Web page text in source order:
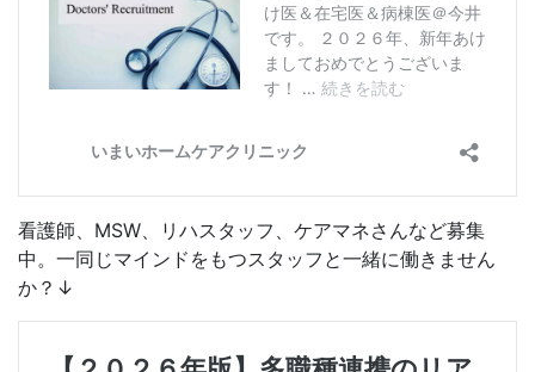
看護師、MSW、リハスタッフ、ケアマネさんなど募集
中。一同じマインドをもつスタッフと一緒に働きません
か？↓